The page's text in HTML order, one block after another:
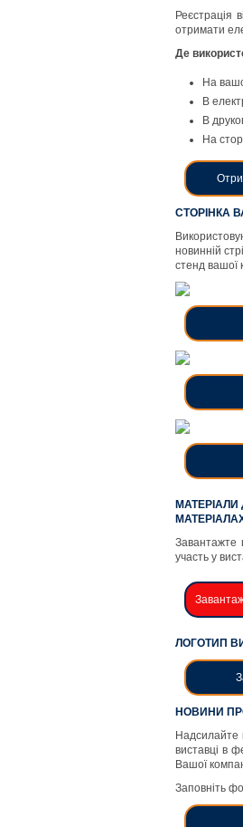
Реєстрація
отримати
Де
На
В
В
На
СТОРІНКА
новинній
стенд вашої
Завантажте
участь у
ЛОГОТИП
НОВИНИ
Надсилайте
виставці в
Вашої
Заповніть